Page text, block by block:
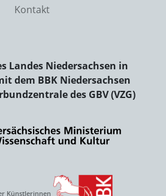
Kontakt
Landes Niedersachsen in
dem BBK Niedersachsen
des GBV (VZG)
Künstlerinnen